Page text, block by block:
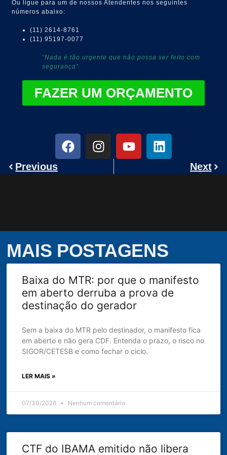
Ou ligue para um de nossos Atendentes nos seguintes
números abaixo:
(11) 2614-8761
(11) 95197-0077
“Nada é tão urgente que não possa ser feito com
segurança”
FAZER UM ORÇAMENTO
Previous Next
MAIS POSTAGENS
Baixa do MTR: por que o manifesto
em aberto derruba a prova de
destinação do gerador
Sem a baixa do MTR pelo destinador, o manifesto fica
em aberto e não gera CDF. Entenda o prazo, o risco no
SIGOR/CETESB e como fechar o ciclo.
LER MAIS »
07/30/2026 Nenhum comentário
CTF do IBAMA emitido não libera